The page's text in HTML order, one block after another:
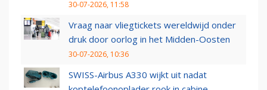
30-07-2026, 11:58
Vraag naar vliegtickets wereldwijd onder
druk door oorlog in het Midden-Oosten
30-07-2026, 10:36
SWISS-Airbus A330 wijkt uit nadat